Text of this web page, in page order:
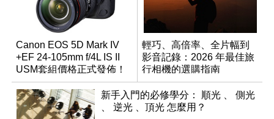
Canon EOS 5D Mark IV
+EF 24-105mm f/4L IS II
USM套組價格正式發佈！
輕巧、高倍率、全片幅到
影音記錄：2026 年最佳旅
行相機的選購指南
新手入門的必修學分： 順光 、 側光
、 逆光 、頂光 怎麼用？